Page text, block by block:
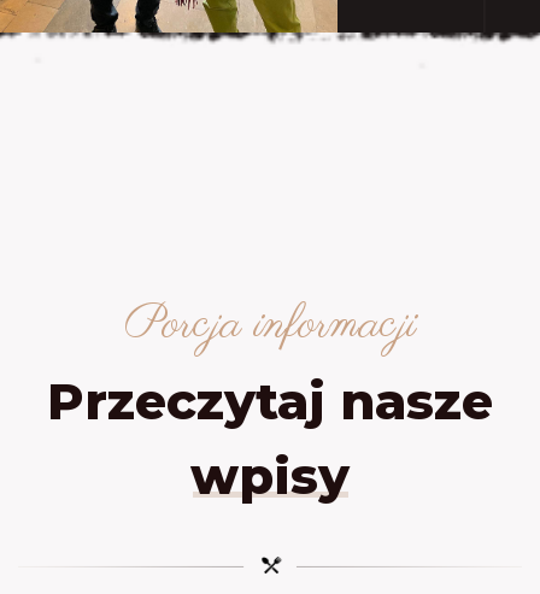
Porcja informacji
Przeczytaj nasze
wpisy